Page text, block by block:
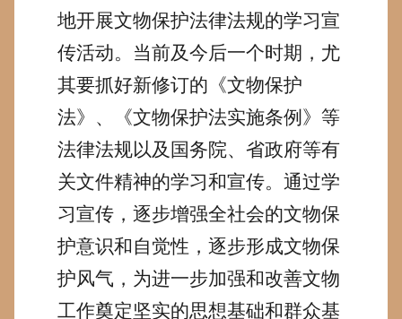
地开展文物保护法律法规的学习宣
传活动。当前及今后一个时期，尤
其要抓好新修订的《文物保护
法》、《文物保护法实施条例》等
法律法规以及国务院、省政府等有
关文件精神的学习和宣传。通过学
习宣传，逐步增强全社会的文物保
护意识和自觉性，逐步形成文物保
护风气，为进一步加强和改善文物
工作奠定坚实的思想基础和群众基